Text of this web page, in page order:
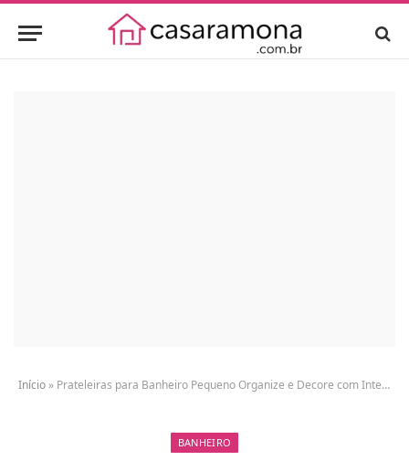
Início » Prateleiras para Banheiro Pequeno Organize e Decore com Inteligência
BANHEIRO